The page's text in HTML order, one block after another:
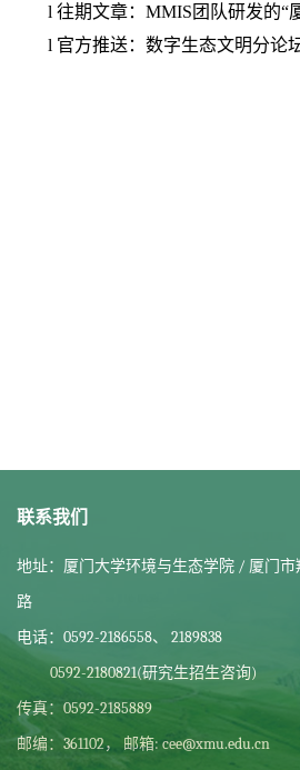
l 往期文章：MMIS团队研发的“
l 官方推送：数字生态文明分
联系我们
地址：厦门大学环境与生态学院 / 厦门市
路
电话：0592-2186558、 2189838
0592-2180821(研究生招生咨询)
传真：0592-2185889
邮编：361102， 邮箱: cee@xmu.edu.cn